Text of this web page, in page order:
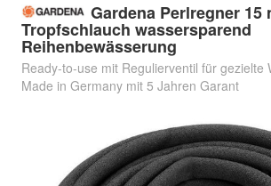
Gardena Perlregner 15
Tropfschlauch wassersparend
Reihenbewässerung
Ready-to-use mit Regulierventil für gezielte
Made in Germany mit 5 Jahren Garant